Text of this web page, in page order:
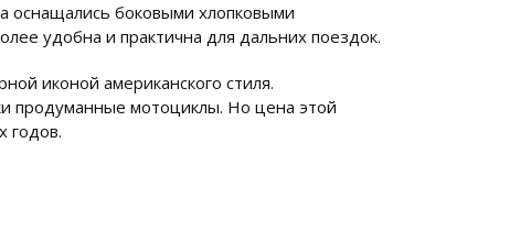
оснащались боковыми хлопковыми
удобна и практична для дальних поездок.
иконой американского стиля.
продуманные мотоциклы. Но цена этой
годов.